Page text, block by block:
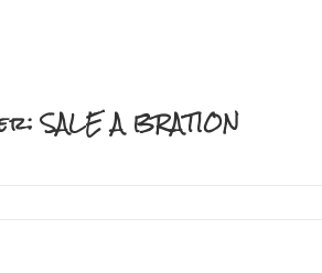
SALE A BRATION